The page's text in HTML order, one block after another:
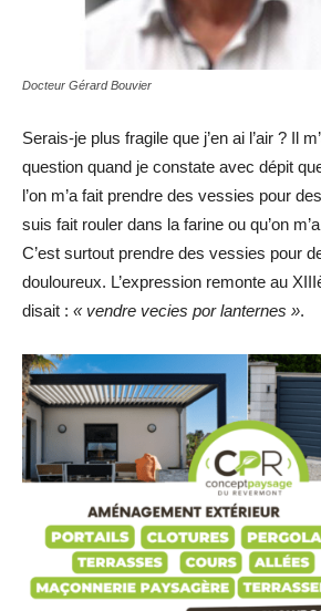
Docteur Gérard Bouvier
Serais-je plus fragile que j’en ai l’air ? Il
question quand je constate avec dépit
l’on m’a fait prendre des vessies pour
suis fait rouler dans la farine ou qu’on
C’est surtout prendre des vessies pour
douloureux. L’expression remonte au
disait : « vendre vecies por lanternes ».